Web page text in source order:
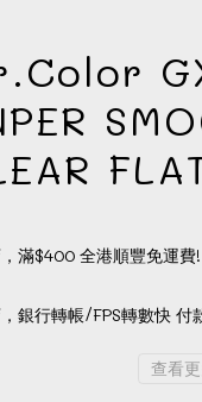
滿$400 全港順豐免運費
銀行轉帳/FPS轉數快 付
查看